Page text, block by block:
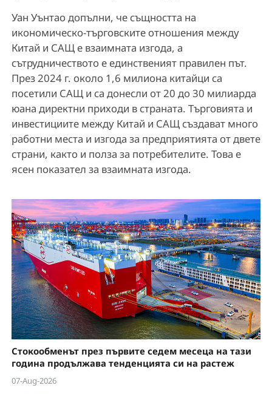
Уан Уънтао допълни, че същността на
икономическо-търговските отношения между
Китай и САЩ е взаимната изгода, а
сътрудничеството е единственият правилен път.
През 2024 г. около 1,6 милиона китайци са
посетили САЩ и са донесли от 20 до 30 милиарда
юана директни приходи в страната. Търговията и
инвестициите между Китай и САЩ създават много
работни места и изгода за предприятията от двете
страни, както и полза за потребителите. Това е
ясен показател за взаимната изгода.
Стокообменът през първите седем месеца на тази
година продължава тенденцията си на растеж
07-Aug-2026